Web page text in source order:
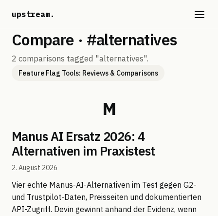
Compare · #alternatives
2 comparisons tagged "alternatives".
Feature Flag Tools: Reviews & Comparisons
Manus AI Ersatz 2026: 4
Alternativen im Praxistest
2. August 2026
Vier echte Manus-AI-Alternativen im Test gegen G2-
und Trustpilot-Daten, Preisseiten und dokumentierten
API-Zugriff. Devin gewinnt anhand der Evidenz, wenn
upstream.